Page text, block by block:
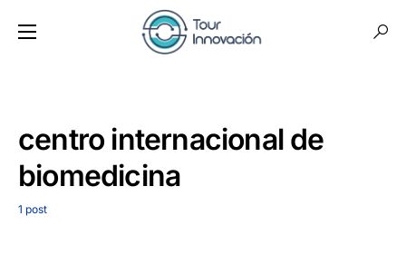
centro internacional de
biomedicina
1 post